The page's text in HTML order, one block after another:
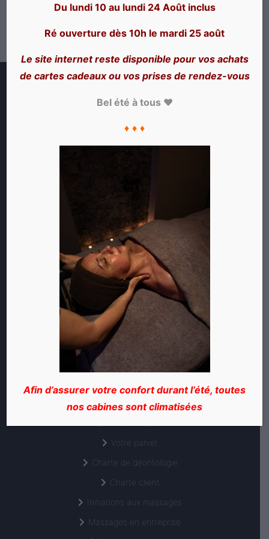
Mot de passe oublié
21, Rue Ferrandière
Tél. 04 78 42 59 45
NOS SERVICES
Massages et Tarifs
Réserver en ligne
Offrez un massage
Promotions en cours
Forfaits
Les Abonnements VIP
Les Enterrements de Vie de Jeunes Filles
MILLE ET UN BIEN-ÊTRE ET VOUS
Votre panier
Charte de déontologie
Charte client
Initiations aux massages
Massages en entreprise
Du lundi 10 au lundi 24 Août inclus
Ré ouverture dès 10h le mardi 25 août
Le site internet reste disponible pour vos achats
de cartes cadeaux ou vos prises de rendez-vous
Bel été à tous ♥
♦ ♦ ♦
Afin d’assurer votre confort durant l’été, toutes
nos cabines sont climatisées